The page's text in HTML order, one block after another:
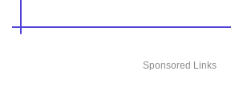
Sponsored Links